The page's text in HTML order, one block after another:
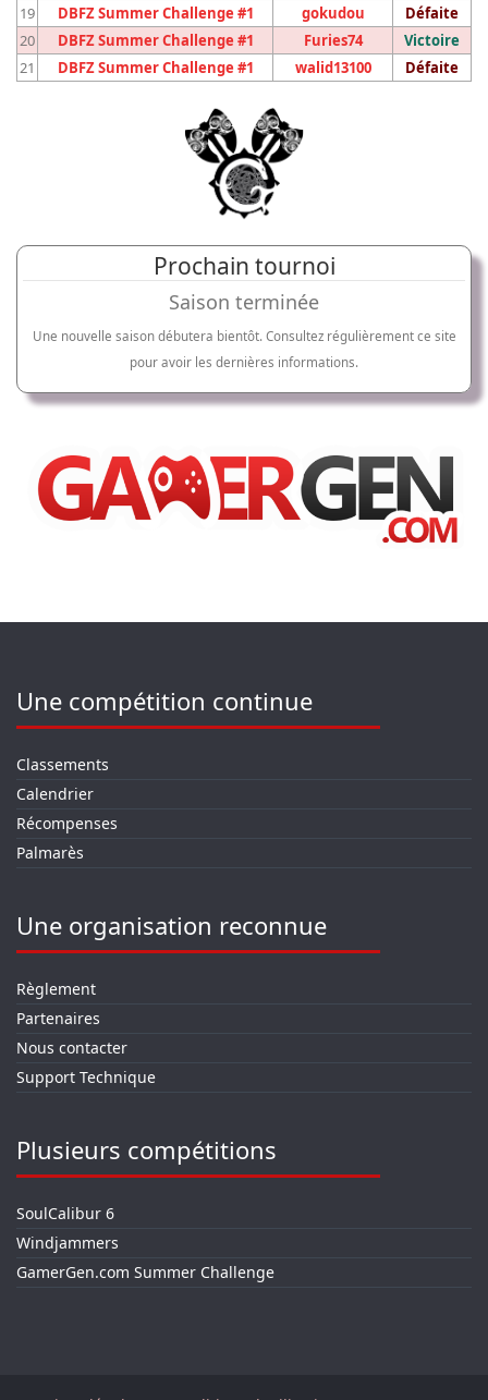
19
DBFZ Summer Challenge #1 gokudou
Défaite
20
DBFZ Summer Challenge #1 Furies74
Victoire
21
DBFZ Summer Challenge #1 walid13100 Défaite
Prochain tournoi
Saison terminée
Une nouvelle saison débutera bientôt. Consultez régulièrement ce site
pour avoir les dernières informations.
Une compétition continue
Classements
Calendrier
Récompenses
Palmarès
Une organisation reconnue
Règlement
Partenaires
Nous contacter
Support Technique
Plusieurs compétitions
SoulCalibur 6
Windjammers
GamerGen.com Summer Challenge